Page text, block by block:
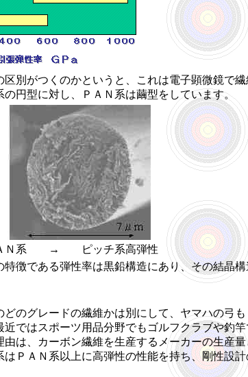
別がつくのかというと、これは電子顕微鏡で
円型に対し、ＰＡＮ系は繭型をしています。
Ｎ系 → ピッチ系高弾性
徴である弾性率は黒鉛構造にあり、その結晶
のグレードの繊維かは別にして、ヤマハの弓
ではスポーツ用品分野でもゴルフクラブや釣
は、カーボン繊維を生産するメーカーの生産
ＰＡＮ系以上に高弾性の性能を持ち、剛性設